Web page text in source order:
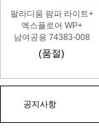
팔라디움 팜파 라이트+
엑스플로어 WP+
남여공용 74383-008
(품절)
공지사항